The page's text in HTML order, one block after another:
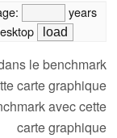
years
le benchmark
carte graphique
avec cette
carte graphique